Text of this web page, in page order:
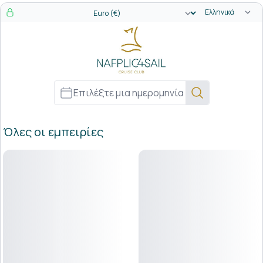
Επιλογή νομίσματος Επιλογή
Όλες οι εμπειρίες